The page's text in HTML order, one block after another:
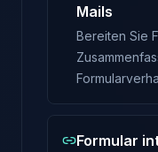
Mails
Bereiten Sie
Formular